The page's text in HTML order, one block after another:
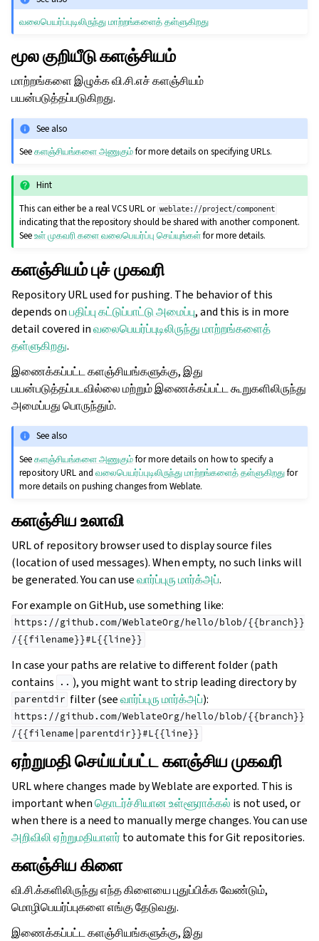
வலைபெயர்ப்புடிலிருந்து மாற்றங்களைத் தள்ளுகிறது
மூல குறியீடு களஞ்சியம்
மாற்றங்களை இழுக்க வி.சி.எச் களஞ்சியம்
பயன்படுத்தப்படுகிறது.
See also
Seeகளஞ்சியங்களை அணுகும்for more details on specifying URLs.
Hint
This can either be a real VCS URL or weblate://project/component
indicating that the repository should be shared with another component.
Seeஉள் முகவரி களை வலைபெயர்ப்பு செய்யுங்கள்for more details.
களஞ்சியம் புச் முகவரி
Repository URL used for pushing. The behavior of this
depends onபதிப்பு கட்டுப்பாட்டு அமைப்பு, and this is in more
detail covered inவலைபெயர்ப்புடிலிருந்து மாற்றங்களைத்
தள்ளுகிறது.
இணைக்கப்பட்ட களஞ்சியங்களுக்கு, இது
பயன்படுத்தப்படவில்லை மற்றும் இணைக்கப்பட்ட கூறுகளிலிருந்து
அமைப்பது பொருந்தும்.
See also
Seeகளஞ்சியங்களை அணுகும்for more details on how to specify a
repository URL andவலைபெயர்ப்புடிலிருந்து மாற்றங்களைத் தள்ளுகிறதுfor
more details on pushing changes from Weblate.
களஞ்சிய உலாவி
URL of repository browser used to display source files
(location of used messages). When empty, no such links will
be generated. You can useவார்ப்புரு மார்க்அப்.
For example on GitHub, use something like:
https://github.com/WeblateOrg/hello/blob/{{branch}}
/{{filename}}#L{{line}}
In case your paths are relative to different folder (path
contains
.. ), you might want to strip leading directory by
parentdir filter (seeவார்ப்புரு மார்க்அப்):
https://github.com/WeblateOrg/hello/blob/{{branch}}
/{{filename|parentdir}}#L{{line}}
ஏற்றுமதி செய்யப்பட்ட களஞ்சிய முகவரி
URL where changes made by Weblate are exported. This is
important whenதொடர்ச்சியான உள்ளூராக்கல் is not used, or
when there is a need to manually merge changes. You can use
அறிவிலி ஏற்றுமதியாளர்to automate this for Git repositories.
களஞ்சிய கிளை
வி.சி.க்களிலிருந்து எந்த கிளையை புதுப்பிக்க வேண்டும்,
மொழிபெயர்ப்புகளை எங்கு தேடுவது.
இணைக்கப்பட்ட களஞ்சியங்களுக்கு, இது